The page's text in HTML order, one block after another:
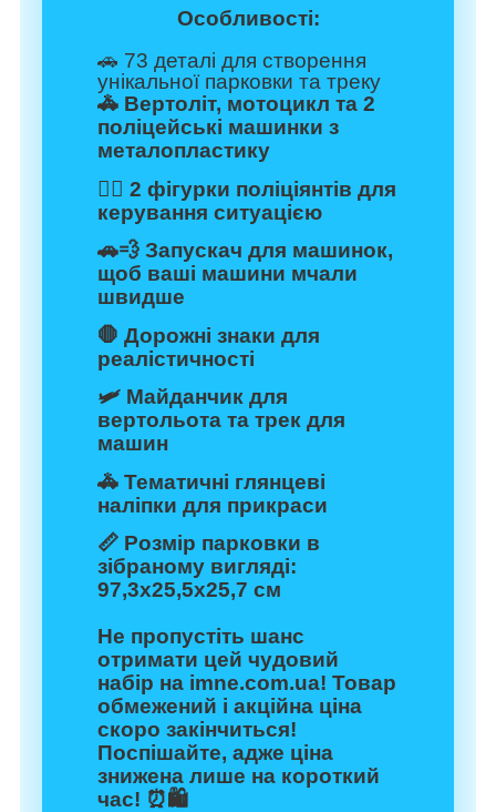
Особливості:
🚗 73 деталі для створення
унікальної парковки та треку
🚓 Вертоліт, мотоцикл та 2
поліцейські машинки з
металопластику
🕵️‍♂️ 2 фігурки поліціянтів для
керування ситуацією
🚗💨 Запускач для машинок,
щоб ваші машини мчали
швидше
🛑 Дорожні знаки для
реалістичності
🛩️ Майданчик для
вертольота та трек для
машин
🚓 Тематичні глянцеві
наліпки для прикраси
📏 Розмір парковки в
зібраному вигляді:
97,3х25,5х25,7 см
Не пропустіть шанс
отримати цей чудовий
набір на imne.com.ua! Товар
обмежений і акційна ціна
скоро закінчиться!
Поспішайте, адже ціна
знижена лише на короткий
час! ⏰🛍️